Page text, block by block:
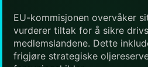
EU-kommisjonen overvåker
vurderer tiltak for å sikre
medlemslandene. Dette
frigjøre strategiske